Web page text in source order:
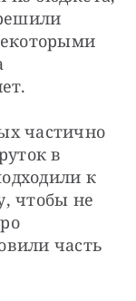
частично
в
к
чтобы не
часть